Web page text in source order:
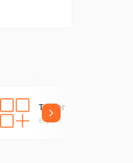
Tarifer
Версия: 1.7 (12.03 МБ)